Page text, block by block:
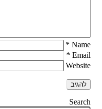
Name
*
Email
*
Website
Search